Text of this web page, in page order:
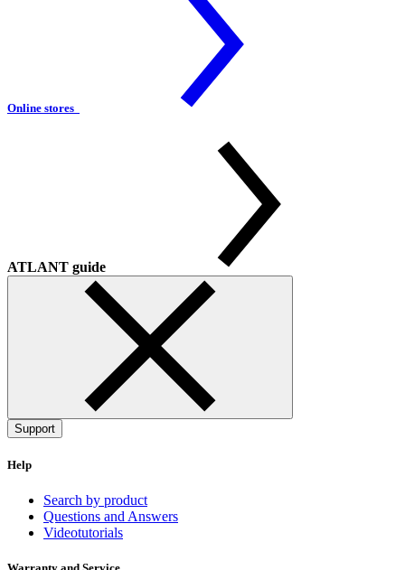
Online stores
ATLANT guide
Support
Help
Search by product
Questions and Answers
Videotutorials